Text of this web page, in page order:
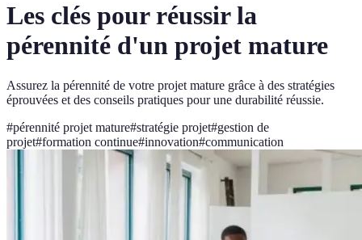
Les clés pour réussir la
pérennité d'un projet mature
Assurez la pérennité de votre projet mature grâce à des stratégies
éprouvées et des conseils pratiques pour une durabilité réussie.
#pérennité projet mature#stratégie projet#gestion de
projet#formation continue#innovation#communication